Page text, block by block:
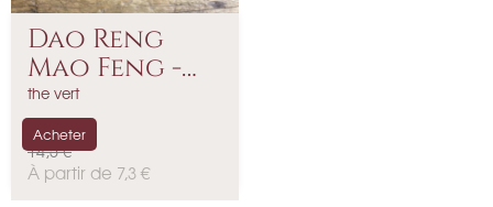
Dao Reng
Mao Feng -
Thé De...
the vert
P
r
14,5 €
P
À partir de 7,3 €
Acheter